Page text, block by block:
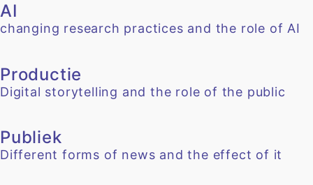
AI
changing research practices and the role of AI
Productie
Digital storytelling and the role of the public
Publiek
Different forms of news and the effect of it